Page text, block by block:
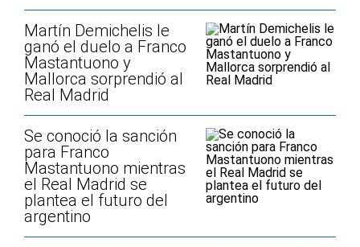
Martín Demichelis le
ganó el duelo a Franco
Mastantuono y
Mallorca sorprendió al
Real Madrid
Se conoció la sanción
para Franco
Mastantuono mientras
el Real Madrid se
plantea el futuro del
argentino